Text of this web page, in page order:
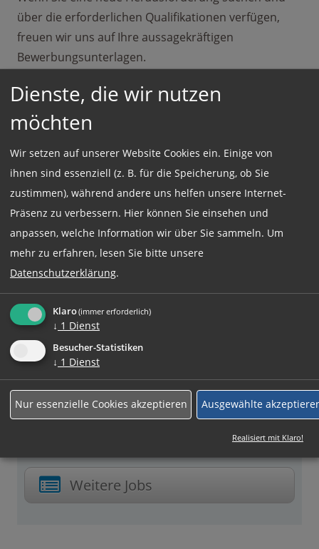
über die erforderlichen Qualifikationen verfügen,
freuen wir uns auf Ihre aussagekräftigen
Bewerbungsunterlagen.
#personalfirma
#personaldienstleistungenmünchen
#personaldeutschland
#matchdeutschland#personalfirma
#personaldienstleistungenmünchen
#personaldeutschland #matchdeutschland
Großraum München
Vollzeit
Weitere Jobs
Dienste, die wir nutzen
möchten
Wir setzen auf unserer Website Cookies ein. Einige von
ihnen sind essenziell (z. B. für die Speicherung, ob Sie
zustimmen), während andere uns helfen unsere Internet-
Präsenz zu verbessern. Hier können Sie einsehen und
anpassen, welche Information wir über Sie sammeln. Um
mehr zu erfahren, lesen Sie bitte unsere
Datenschutzerklärung.
Klaro(immer erforderlich)
↓ 1 Dienst
Besucher-Statistiken
↓ 1 Dienst
Nur essenzielle Cookies akzeptieren Ausgewählte
Realisiert mit Klaro!